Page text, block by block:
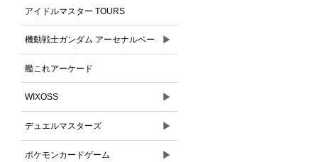
アイドルマスター TOURS
機動戦士ガンダム アーセナルベー
ス
▶
艦これアーケード
WIXOSS ▶
デュエルマスターズ ▶
ポケモンカードゲーム ▶